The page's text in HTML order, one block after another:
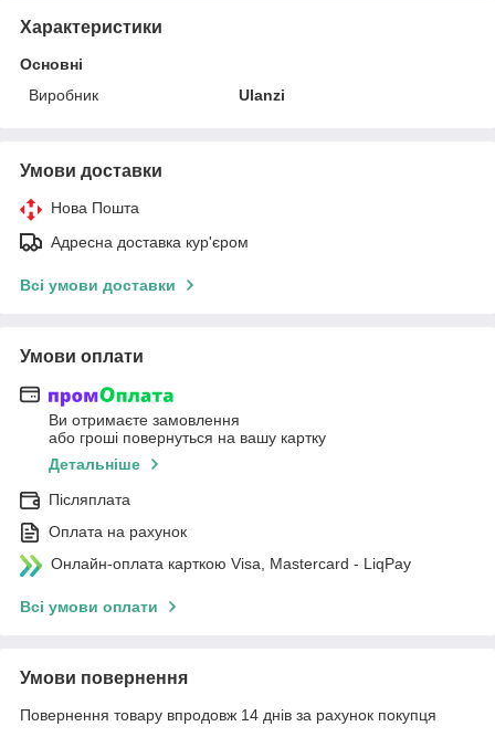
Характеристики
Основні
Виробник
Ulanzi
Умови доставки
Нова Пошта
Адресна доставка кур'єром
Всі умови доставки
Умови оплати
Ви отримаєте замовлення
або гроші повернуться на вашу картку
Детальніше
Післяплата
Оплата на рахунок
Онлайн-оплата карткою Visa, Mastercard - LiqPay
Всі умови оплати
Умови повернення
Повернення товару впродовж 14 днів за рахунок покупця